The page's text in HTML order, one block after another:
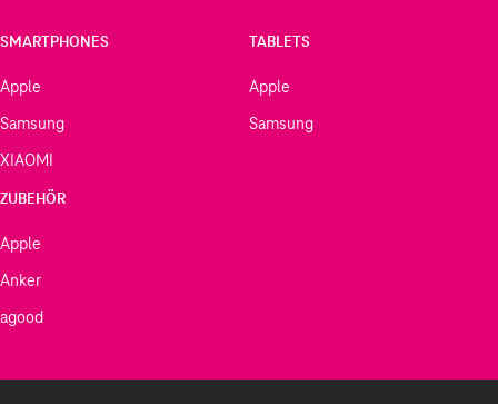
SMARTPHONES
Apple
Samsung
XIAOMI
TABLETS
Apple
Samsung
ZUBEHÖR
Apple
Anker
agood